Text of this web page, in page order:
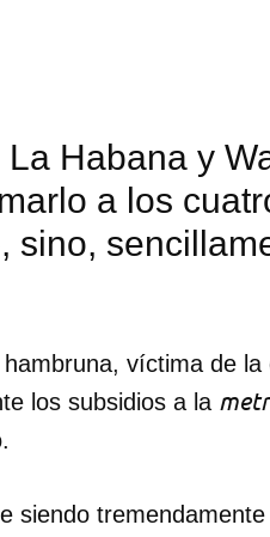
has de iniciar sesión con
Habana y
a los
sino,
víctima de la
los subsidios a la
siendo